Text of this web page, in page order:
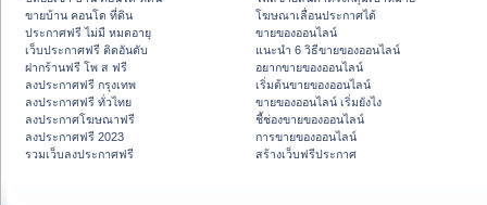
ขายบ้าน คอนโด ที่ดิน
ประกาศฟรี ไม่มี หมดอายุ
เว็บประกาศฟรี ติดอันดับ
ฝากร้านฟรี โพ ส ฟรี
ลงประกาศฟรี กรุงเทพ
ลงประกาศฟรี ทั่วไทย
ลงประกาศโฆษณาฟรี
ลงประกาศฟรี 2023
รวมเว็บลงประกาศฟรี
โฆษณาเลื่อนประกาศได้
ขายของออนไลน์
แนะนำ 6 วิธีขายของออนไลน์
อยากขายของออนไลน์
เริ่มต้นขายของออนไลน์
ขายของออนไลน์ เริ่มยังไง
ชี้ช่องขายของออนไลน์
การขายของออนไลน์
สร้างเว็บฟรีประกาศ